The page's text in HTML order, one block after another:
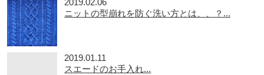
2019.02.06
ニットの型崩れを防ぐ洗い方とは、、？...
2019.01.11
スエードのお手入れ...